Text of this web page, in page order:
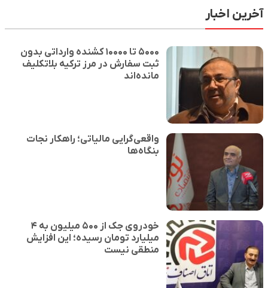
اخبار
۵۰۰۰ تا ۱۰۰۰۰ کشنده وارداتی بدون
ثبت سفارش در مرز ترکیه بلاتکلیف
مانده‌اند
واقعی‌گرایی مالیاتی؛ راهکار نجات
بنگاه‌ها
خودروی جک از ۵۰۰ میلیون به ۴
میلیارد تومان رسیده؛ این افزایش
منطقی نیست